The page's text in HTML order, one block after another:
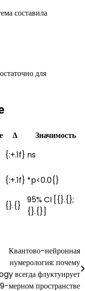
составила
для
Δ
Значимость
{:+.1f} ns
{:+.1f} *p<0.0{}
{}.{}
95% CI [{}.{};
{}.{}]
Квантово-нейронная
нумерология: почему
всегда флуктуирует
мерном пространстве